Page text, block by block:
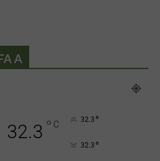
A
32.3 ° C 32.3 °
32.3 °